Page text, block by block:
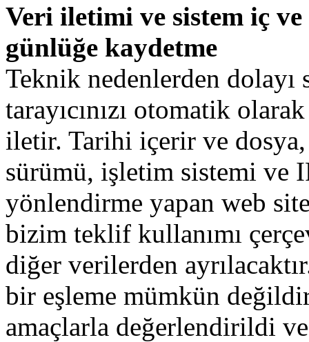
Veri iletimi ve sistem iç
günlüğe kaydetme
Teknik nedenlerden dolayı
tarayıcınızı otomatik olarak
iletir. Tarihi içerir ve dosya,
sürümü, işletim sistemi ve
yönlendirme yapan web
bizim teklif kullanımı
diğer verilerden ayrılacaktır
bir eşleme mümkün
amaçlarla değerlendirildi ve